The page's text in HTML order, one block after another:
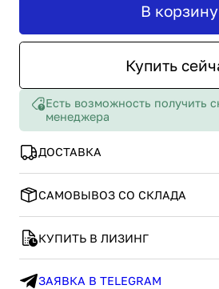
Купить
В корзину
Есть возможность получить
менеджера
ДОСТАВКА
САМОВЫВОЗ СО СКЛАДА
КУПИТЬ В ЛИЗИНГ
ЗАЯВКА В TELEGRAM